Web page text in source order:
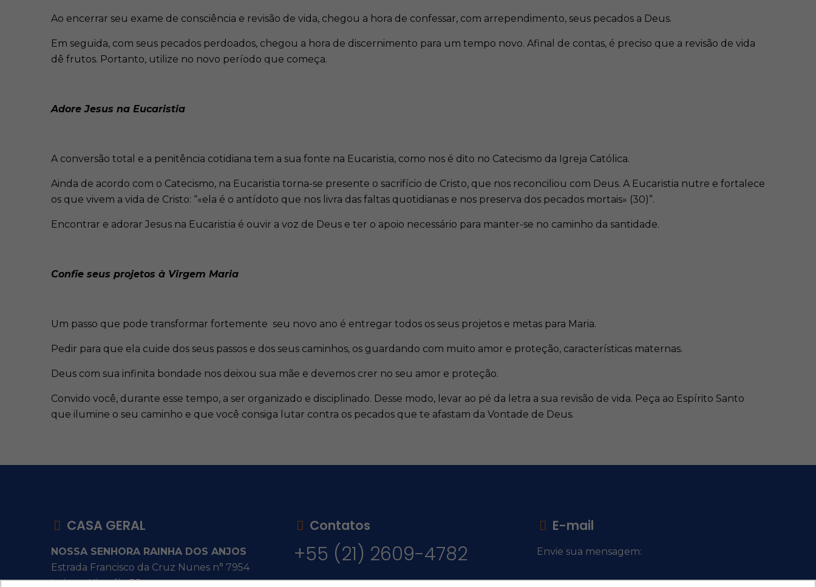
Ao encerrar seu exame de consciência e revisão de vida, chegou a hora de confessar, com arrependimento, seus pecados a Deus.
Em seguida, com seus pecados perdoados, chegou a hora de discernimento para um tempo novo. Afinal de contas, é preciso que a revisão de vida
dê frutos. Portanto, utilize no novo período que começa.
Adore Jesus na Eucaristia
A conversão total e a penitência cotidiana tem a sua fonte na Eucaristia, como nos é dito no Catecismo da Igreja Católica.
Ainda de acordo com o Catecismo, na Eucaristia torna-se presente o sacrifício de Cristo, que nos reconciliou com Deus. A Eucaristia nutre e fortalece
os que vivem a vida de Cristo: “«ela é o antídoto que nos livra das faltas quotidianas e nos preserva dos pecados mortais» (30)”.
Encontrar e adorar Jesus na Eucaristia é ouvir a voz de Deus e ter o apoio necessário para manter-se no caminho da santidade.
Confie seus projetos à Virgem Maria
Um passo que pode transformar fortemente seu novo ano é entregar todos os seus projetos e metas para Maria.
Pedir para que ela cuide dos seus passos e dos seus caminhos, os guardando com muito amor e proteção, características maternas.
Deus com sua infinita bondade nos deixou sua mãe e devemos crer no seu amor e proteção.
Convido você, durante esse tempo, a ser organizado e disciplinado. Desse modo, levar ao pé da letra a sua revisão de vida. Peça ao Espírito Santo
que ilumine o seu caminho e que você consiga lutar contra os pecados que te afastam da Vontade de Deus.
CASA GERAL
NOSSA SENHORA RAINHA DOS ANJOS
Estrada Francisco da Cruz Nunes n° 7954
Itaipu - Niterói - RJ
Contatos
+55 (21) 2609-4782
E-mail
Envie sua mensagem: